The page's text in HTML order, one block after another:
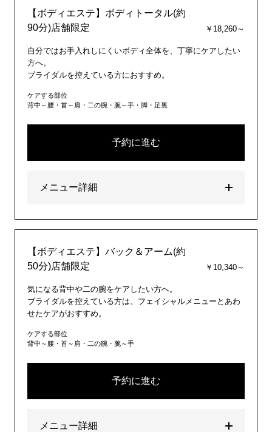
【ボディエステ】ボディトータル(約
90分)店舗限定
￥18,260～
自分ではお手入れしにくいボディ全体を、丁寧にケアしたい
方へ。
ブライダルを控えている方におすすめ。
ケアする部位
背中～腰・首～肩・二の腕・腕～手・脚・足裏
予約に進む
メニュー詳細
【ボディエステ】バック＆アーム(約
50分)店舗限定
￥10,340～
気になる背中や二の腕をケアしたい方へ。
ブライダルを控えている方は、フェイシャルメニューとあわ
せたケアがおすすめ。
ケアする部位
背中～腰・首～肩・二の腕・腕～手
予約に進む
メニュー詳細